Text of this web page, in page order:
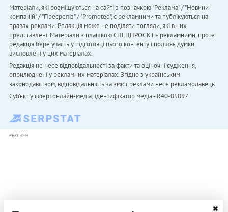
Матеріали, які розміщуються на сайті з позначкою "Реклама" / "Новини
компаній" / "Пресреліз" / "Promoted", є рекламними та публікуються на
правах реклами. Редакція може не поділяти погляди, які в них
представлені. Матеріали з плашкою СПЕЦПРОЄКТ є рекламними, проте
редакція бере участь у підготовці цього контенту і поділяє думки,
висловлені у цих матеріалах.
Редакція не несе відповідальності за факти та оціночні судження,
оприлюднені у рекламних матеріалах. Згідно з українським
законодавством, відповідальність за зміст реклами несе рекламодавець.
Cуб'єкт у сфері онлайн-медіа; ідентифікатор медіа - R40-05097
РЕКЛАМА